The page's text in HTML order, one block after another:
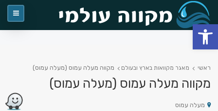
ראשי מאגר מקוואות בארץ ובעולם מקווה מעלה עמוס (מעלה עמוס)
מקווה מעלה עמוס (מעלה עמוס)
מעלה עמוס
פתח סרגל נגישות